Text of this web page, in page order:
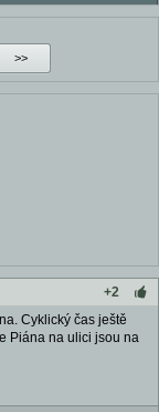
>>
+2
Cyklický čas ještě
Piána na ulici jsou na